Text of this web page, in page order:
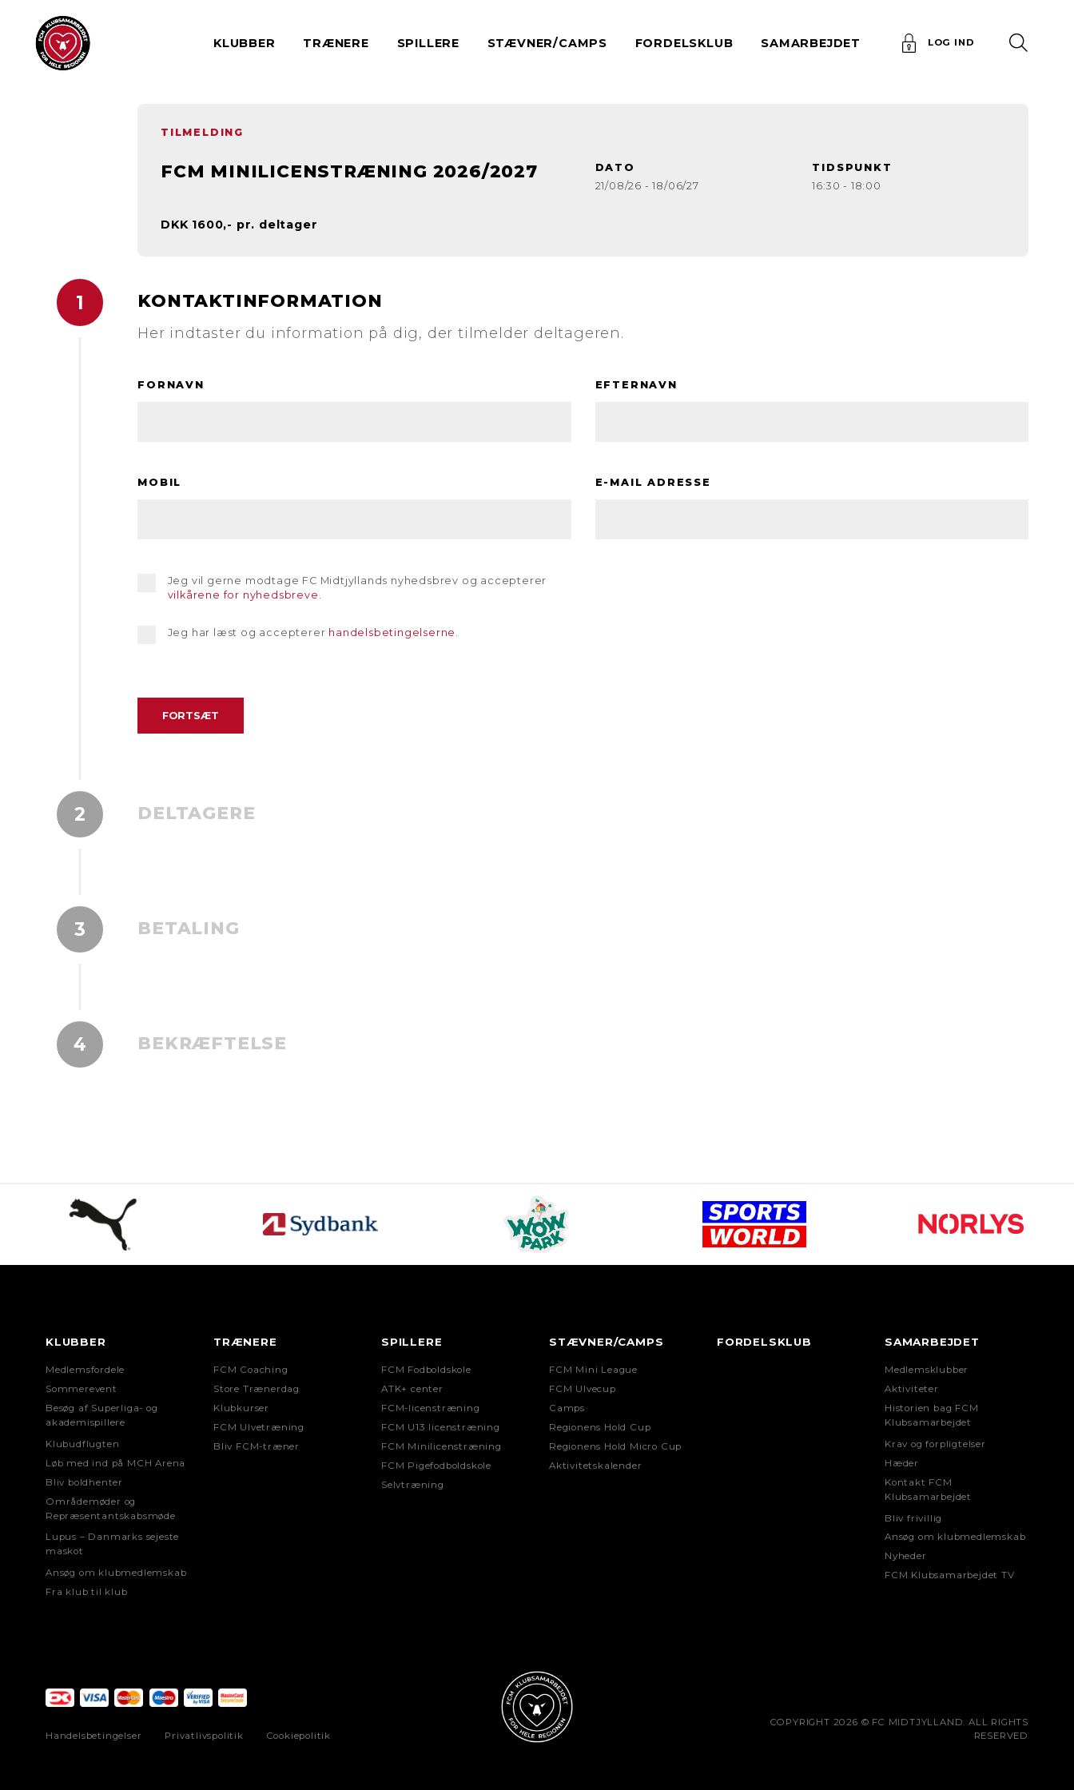
KLUBBER TRÆNERE SPILLERE STÆVNER/CAMPS FORDELSKLUB SAMARBEJDET LOG IND
TILMELDING
FCM MINILICENSTRÆNING 2026/2027
DATO
21/08/26 - 18/06/27
TIDSPUNKT
16:30 - 18:00
DKK 1600,- pr. deltager
1 KONTAKTINFORMATION
Her indtaster du information på dig, der tilmelder deltageren.
FORNAVN EFTERNAVN
MOBIL E-MAIL ADRESSE
Jeg vil gerne modtage FC Midtjyllands nyhedsbrev og accepterer
vilkårene for nyhedsbreve .
Jeg har læst og accepterer handelsbetingelserne .
FORTSÆT
2 DELTAGERE
T-SHIRT (PUMA-STØRRELSER)
Str. 152
XS
M
SHORTS (PUMA-STØRRELSER)
Str. 140
XS
STRØMPER (PUMA-STØRRELSER)
NAVN PÅ FAR
BEKRÆFT NEDENFOR, AT DU HAR LÆST OG ACCEPTERER
3 BETALING
4 BEKRÆFTELSE
KLUBBER
Medlemsfordele
Sommerevent
Besøg af Superliga- og
akademispillere
Klubudflugten
Løb med ind på MCH Arena
Bliv boldhenter
Områdemøder og
Repræsentantskabsmøde
Lupus – Danmarks sejeste
maskot
Ansøg om klubmedlemskab
Fra klub til klub
TRÆNERE
FCM Coaching
Store Trænerdag
Klubkurser
FCM Ulvetræning
Bliv FCM-træner
SPILLERE
FCM Fodboldskole
ATK+ center
FCM-licenstræning
FCM U13 licenstræning
FCM Minilicenstræning
FCM Pigefodboldskole
Selvtræning
STÆVNER/CAMPS
FCM Mini League
FCM Ulvecup
Camps
Regionens Hold Cup
Regionens Hold Micro Cup
Aktivitetskalender
FORDELSKLUB SAMARBEJDET
Medlemsklubber
Aktiviteter
Historien bag FCM
Klubsamarbejdet
Krav og forpligtelser
Hæder
Kontakt FCM
Klubsamarbejdet
Bliv frivillig
Ansøg om klubmedlemskab
Nyheder
FCM Klubsamarbejdet TV
Handelsbetingelser Privatlivspolitik Cookiepolitik
COPYRIGHT 2026 © FC MIDTJYLLAND. ALL RIGHTS
RESERVED